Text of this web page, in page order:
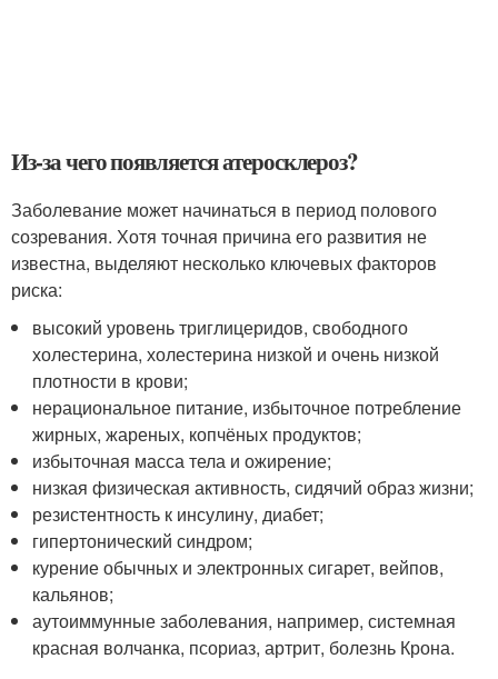
Из-за чего появляется атеросклероз?
Заболевание может начинаться в период полового
созревания. Хотя точная причина его развития не
известна, выделяют несколько ключевых факторов
риска:
высокий уровень триглицеридов, свободного
холестерина, холестерина низкой и очень низкой
плотности в крови;
нерациональное питание, избыточное потребление
жирных, жареных, копчёных продуктов;
избыточная масса тела и ожирение;
низкая физическая активность, сидячий образ жизни;
резистентность к инсулину, диабет;
гипертонический синдром;
курение обычных и электронных сигарет, вейпов,
кальянов;
аутоиммунные заболевания, например, системная
красная волчанка, псориаз, артрит, болезнь Крона.